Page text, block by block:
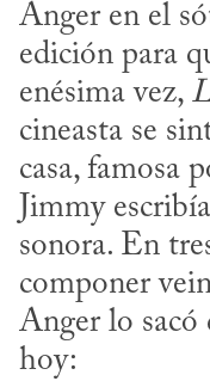
Anger en el
edición para
enésima vez,
cineasta se
casa, famosa
Jimmy
sonora. En
componer
Anger lo sacó
hoy: